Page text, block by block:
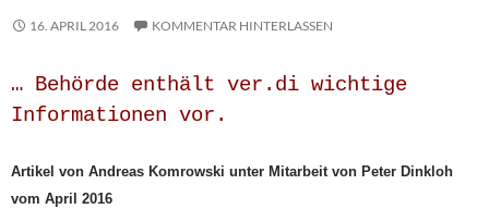
16. APRIL 2016 KOMMENTAR HINTERLASSEN
… Behörde enthält ver.di wichtige
Informationen vor.
Artikel von Andreas Komrowski unter Mitarbeit von Peter Dinkloh
vom April 2016